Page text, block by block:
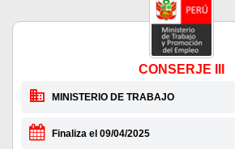
CONSERJE III
MINISTERIO DE TRABAJO
Finaliza el 09/04/2025